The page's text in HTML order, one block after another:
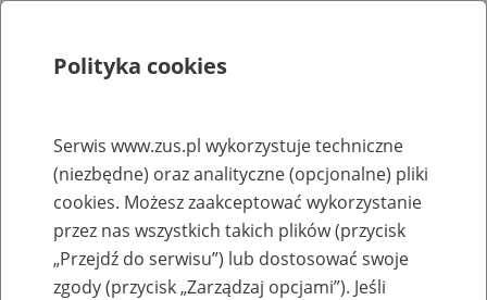
Rejestry, ewidencje i archiwa
Baza zlikwidowanych lub
przekształconych zakładów pracy
Polityka cookies
Serwis www.zus.pl wykorzystuje techniczne
(niezbędne) oraz analityczne (opcjonalne) pliki
cookies. Możesz zaakceptować wykorzystanie
przez nas wszystkich takich plików (przycisk
„Przejdź do serwisu”) lub dostosować swoje
zgody (przycisk „Zarządzaj opcjami”). Jeśli